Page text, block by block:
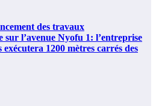
des travaux
sur l’avenue Nyofu 1: l’entreprise
1200 mètres carrés des